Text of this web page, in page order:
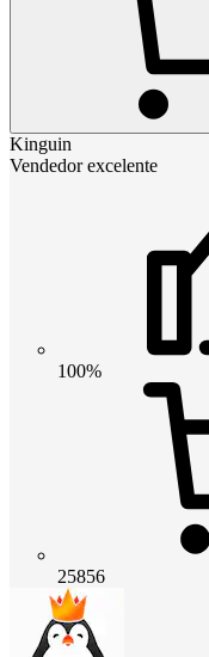
Kinguin
Vendedor excelente
100%
25856